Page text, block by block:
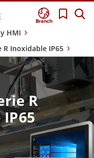
Branch
HMI
R Inoxidable IP65
R